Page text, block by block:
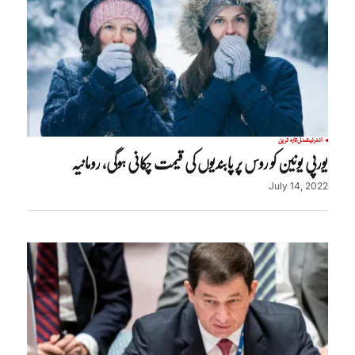
انٹرنیشنلتازہ ترین
یورپی یونین کو روس پر پابندیوں کی قیمت چکانی ہوگی، رومانیہ
July 14, 2022